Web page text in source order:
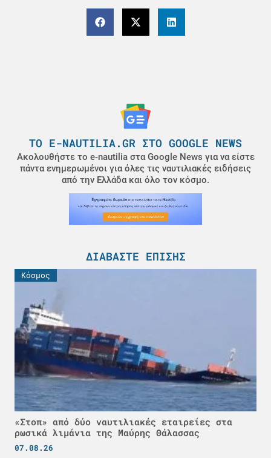
ΤΟ E-NAUTILIA.GR ΣΤΟ GOOGLE NEWS
Ακολουθήστε το e-nautilia στα Google News για να είστε
πάντα ενημερωμένοι για όλες τις ναυτιλιακές ειδήσεις
από την Ελλάδα και όλο τον κόσμο.
ΔΙΑΒΆΣΤΕ ΕΠΊΣΗΣ
Κόσμος
«Στοπ» από δύο ναυτιλιακές εταιρείες στα
ρωσικά λιμάνια της Μαύρης Θάλασσας
07.08.26